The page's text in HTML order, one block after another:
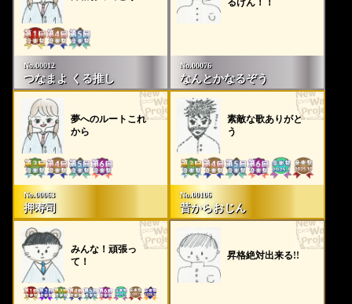
No.00012
つなまよ くる推し
るけん！！
No.00076
なんとかなるぞう
夢へのルートこれ
から
No.00063
押寿司
素敵な歌ありがと
う
No.00106
昔からおじん
みんな！頑張っ
て！
昇格絶対出来る!!